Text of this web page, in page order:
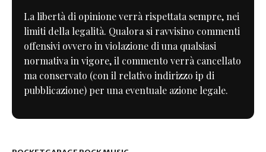
La libertà di opinione verrà rispettata sempre, nei
limiti della legalità. Qualora si ravvisino commenti
offensivi ovvero in violazione di una qualsiasi
normativa in vigore, il commento verrà cancellato
ma conservato (con il relativo indirizzo ip di
pubblicazione) per una eventuale azione legale.